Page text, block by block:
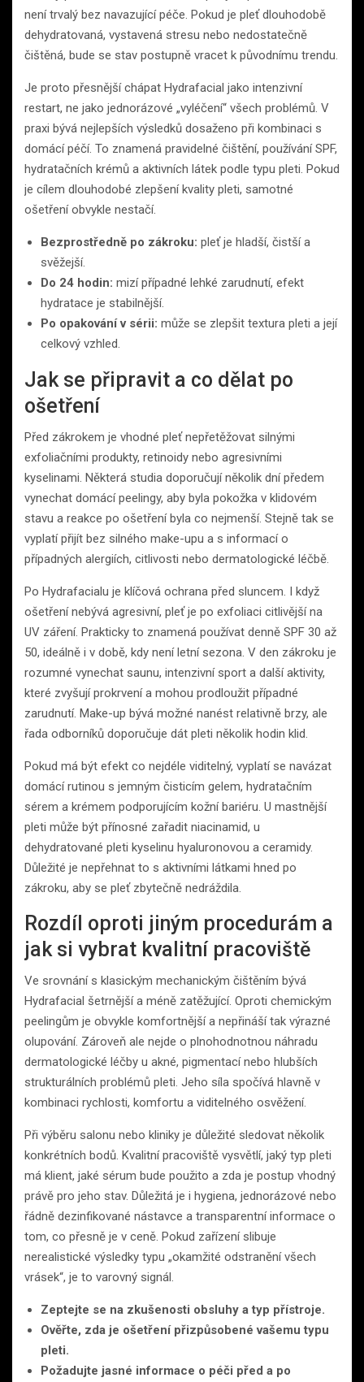
není trvalý bez navazující péče. Pokud je pleť dlouhodobě
dehydratovaná, vystavená stresu nebo nedostatečně
čištěná, bude se stav postupně vracet k původnímu trendu.
Je proto přesnější chápat Hydrafacial jako intenzivní
restart, ne jako jednorázové „vyléčení“ všech problémů. V
praxi bývá nejlepších výsledků dosaženo při kombinaci s
domácí péčí. To znamená pravidelné čištění, používání SPF,
hydratačních krémů a aktivních látek podle typu pleti. Pokud
je cílem dlouhodobé zlepšení kvality pleti, samotné
ošetření obvykle nestačí.
Bezprostředně po zákroku: pleť je hladší, čistší a
svěžejší.
Do 24 hodin: mizí případné lehké zarudnutí, efekt
hydratace je stabilnější.
Po opakování v sérii: může se zlepšit textura pleti a její
celkový vzhled.
Jak se připravit a co dělat po
ošetření
Před zákrokem je vhodné pleť nepřetěžovat silnými
exfoliačními produkty, retinoidy nebo agresivními
kyselinami. Některá studia doporučují několik dní předem
vynechat domácí peelingy, aby byla pokožka v klidovém
stavu a reakce po ošetření byla co nejmenší. Stejně tak se
vyplatí přijít bez silného make-upu a s informací o
případných alergiích, citlivosti nebo dermatologické léčbě.
Po Hydrafacialu je klíčová ochrana před sluncem. I když
ošetření nebývá agresivní, pleť je po exfoliaci citlivější na
UV záření. Prakticky to znamená používat denně SPF 30 až
50, ideálně i v době, kdy není letní sezona. V den zákroku je
rozumné vynechat saunu, intenzivní sport a další aktivity,
které zvyšují prokrvení a mohou prodloužit případné
zarudnutí. Make-up bývá možné nanést relativně brzy, ale
řada odborníků doporučuje dát pleti několik hodin klid.
Pokud má být efekt co nejdéle viditelný, vyplatí se navázat
domácí rutinou s jemným čisticím gelem, hydratačním
sérem a krémem podporujícím kožní bariéru. U mastnější
pleti může být přínosné zařadit niacinamid, u
dehydratované pleti kyselinu hyaluronovou a ceramidy.
Důležité je nepřehnat to s aktivními látkami hned po
zákroku, aby se pleť zbytečně nedráždila.
Rozdíl oproti jiným procedurám a
jak si vybrat kvalitní pracoviště
Ve srovnání s klasickým mechanickým čištěním bývá
Hydrafacial šetrnější a méně zatěžující. Oproti chemickým
peelingům je obvykle komfortnější a nepřináší tak výrazné
olupování. Zároveň ale nejde o plnohodnotnou náhradu
dermatologické léčby u akné, pigmentací nebo hlubších
strukturálních problémů pleti. Jeho síla spočívá hlavně v
kombinaci rychlosti, komfortu a viditelného osvěžení.
Při výběru salonu nebo kliniky je důležité sledovat několik
konkrétních bodů. Kvalitní pracoviště vysvětlí, jaký typ pleti
má klient, jaké sérum bude použito a zda je postup vhodný
právě pro jeho stav. Důležitá je i hygiena, jednorázové nebo
řádně dezinfikované nástavce a transparentní informace o
tom, co přesně je v ceně. Pokud zařízení slibuje
nerealistické výsledky typu „okamžité odstranění všech
vrásek“, je to varovný signál.
Zeptejte se na zkušenosti obsluhy a typ přístroje.
Ověřte, zda je ošetření přizpůsobené vašemu typu
pleti.
Požadujte jasné informace o péči před a po